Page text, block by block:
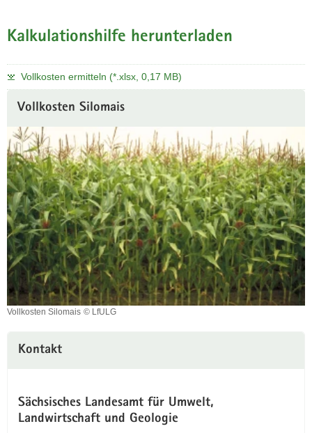
Kalkulationshilfe herunterladen
Vollkosten ermitteln (*.xlsx, 0,17 MB)
Vollkosten Silomais
Vollkosten Silomais © LfULG
Kontakt
Sächsisches Landesamt für Umwelt,
Landwirtschaft und Geologie